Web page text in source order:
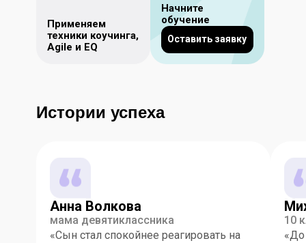
Применяем
техники коучинга,
Agile и EQ
Начните
обучение
Оставить заявку
Истории успеха
Анна Волкова
мама девятиклассника
«Сын стал спокойнее реагировать на
10
«До